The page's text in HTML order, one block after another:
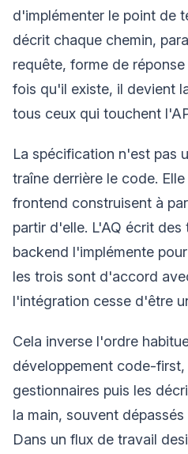
d'implémenter le point de
décrit chaque chemin,
requête, forme de
fois qu'il existe, il devient
tous ceux qui touchent
La spécification n'est pas
traîne derrière le code.
frontend construisent à
partir d'elle. L'AQ écrit des
backend l'implémente
les trois sont d'accord
l'intégration cesse d'être
Cela inverse l'ordre
développement code-
gestionnaires puis les
la main, souvent
Dans un flux de travail